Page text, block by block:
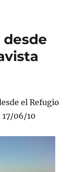
desde
el Refugio
17/06/10